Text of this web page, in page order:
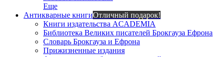
Еще
Антикварные книгиОтличный подарок!
Книги издательства ACADEMIA
Библиотека Великих писателей Брокгауза Ефрона
Словарь Брокгауза и Ефрона
Прижизненные издания